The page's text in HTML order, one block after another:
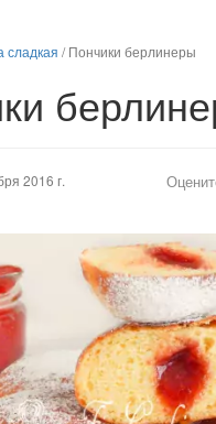
сладкая /Пончики берлинеры
2016 г.